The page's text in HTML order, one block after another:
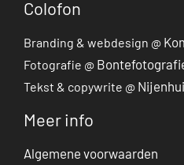
Colofon
Branding & webdesign @
Fotografie @
Tekst & copywrite @
Meer info
Algemene voorwaarden